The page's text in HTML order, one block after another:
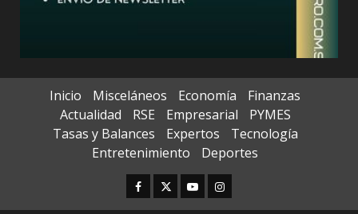
Inicio Misceláneos Economía
Finanzas
Actualidad
RSE Empresarial
PYMES
Tasas y Balances
Expertos
Tecnología
Entretenimiento
Deportes
Facebook
TwitterYoutubeInstagram